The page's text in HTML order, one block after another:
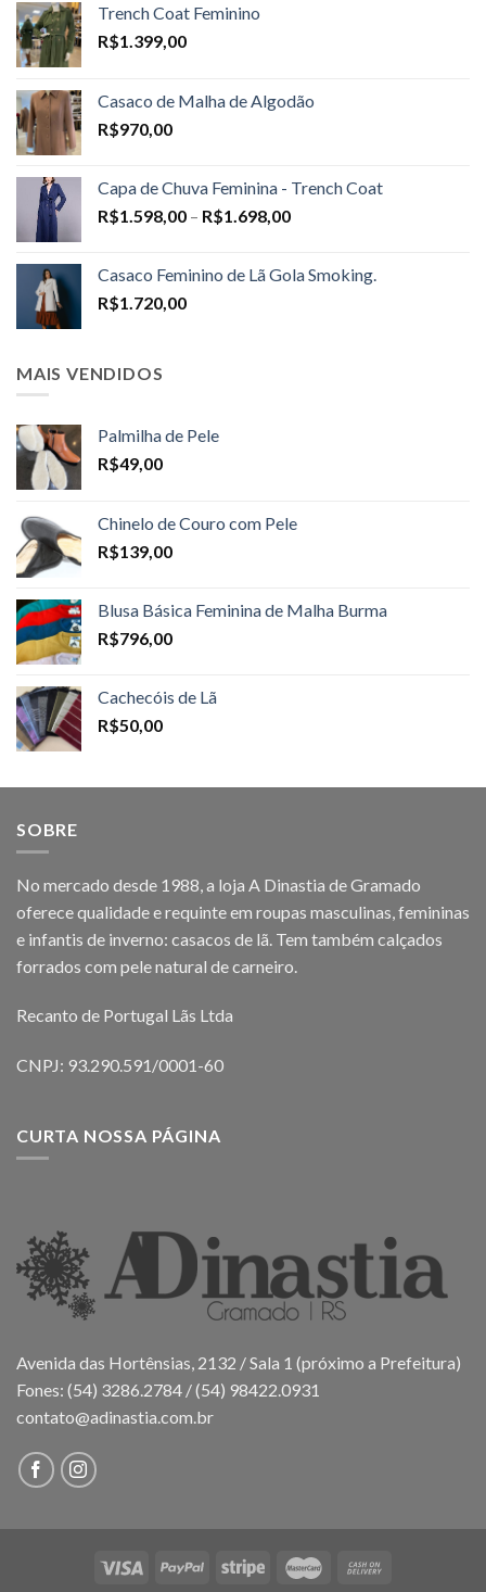
Trench Coat Feminino
R$1.399,00
Casaco de Malha de Algodão
R$970,00
Capa de Chuva Feminina - Trench Coat
R$1.598,00 – R$1.698,00Price
through
Casaco Feminino de Lã Gola Smoking.
R$1.720,00
MAIS VENDIDOS
Palmilha de Pele
R$49,00
Chinelo de Couro com Pele
R$139,00
Blusa Básica Feminina de Malha Burma
R$796,00
Cachecóis de Lã
R$50,00
SOBRE
No mercado desde 1988, a loja A Dinastia de Gramado
oferece qualidade e requinte em roupas masculinas, femininas
e infantis de inverno: casacos de lã. Tem também calçados
forrados com pele natural de carneiro.
Recanto de Portugal Lãs Ltda
CNPJ: 93.290.591/0001-60
CURTA NOSSA PÁGINA
Avenida das Hortênsias, 2132 / Sala 1 (próximo a Prefeitura)
Fones: (54) 3286.2784 / (54) 98422.0931
contato@adinastia.com.br